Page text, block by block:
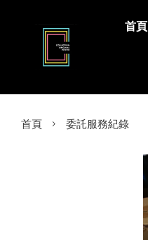
首頁
首頁 › 委託服務紀錄